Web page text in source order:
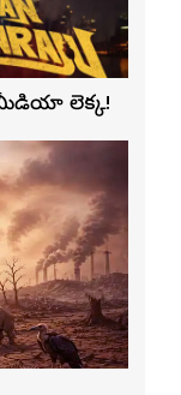
మీడియా లెక్క!